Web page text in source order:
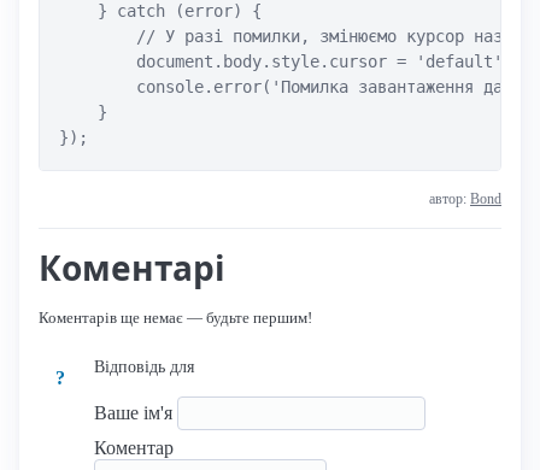
    } catch (error) {
// У разі помилки, змінюємо курсор назад
        document.body.style.cursor = 'default';
console.error('Помилка завантаження
    }
});
автор: Bond
Коментарі
Коментарів ще немає — будьте першим!
?
Відповідь для
Ваше ім'я
Коментар